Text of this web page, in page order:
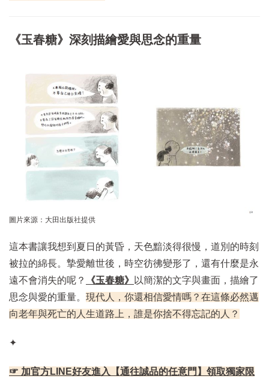
《玉春糖》深刻描繪愛與思念的重量
圖片來源：大田出版社提供
這本書讓我想到夏日的黃昏，天色黯淡得很慢，道別的時刻
被拉的綿長。摯愛離世後，時空彷彿變形了，還有什麼是永
遠不會消失的呢？
《玉春糖》
以簡潔的文字與畫面，描繪了
思念與愛的重量。 現代人，你還相信愛情嗎？在這條必然邁
向老年與死亡的人生道路上，誰是你捨不得忘記的人？
✦
☞ 加官方LINE好友進入【通往誠品的任意門】領取獨家限